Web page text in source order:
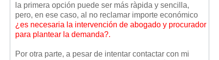
Usuario
Entrar / Salir
la primera opción puede ser más ràpida y sencilla,
pero, en ese caso, al no reclamar importe económico
¿es necesaria la intervención de abogado y procurador
para plantear la demanda?.
Por otra parte, a pesar de intentar contactar con mi